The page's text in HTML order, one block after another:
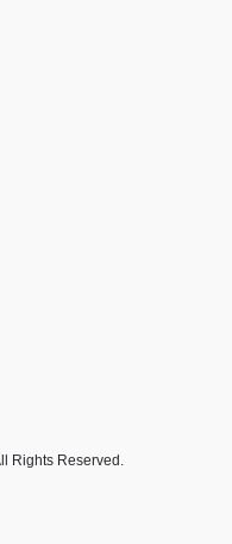
Rights Reserved.